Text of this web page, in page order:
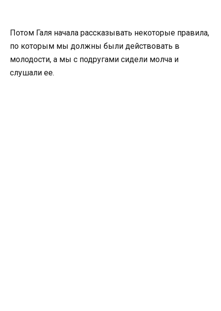
Потом Галя начала рассказывать некоторые правила,
по которым мы должны были действовать в
молодости, а мы с подругами сидели молча и
слушали ее.